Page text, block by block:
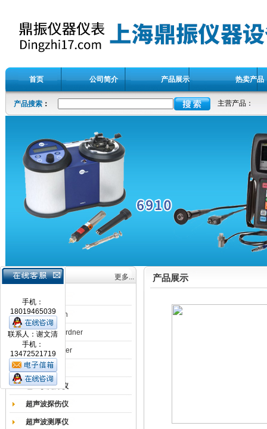
首页 公司简介 产品展示 热卖产品
产品搜索 ： 主营产品：
手机：
18019465039
联系人：谢文清
手机：
13472521719
产品目录 更多...
涂膜机
德国Erichsen
德国BYK-Gardner
英国Elcometer
耐磨试验机
色差仪光泽仪
超声波探伤仪
超声波测厚仪
产品展示